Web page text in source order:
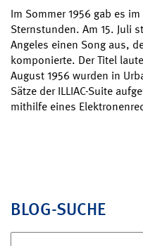
Im Sommer 1956 gab es
Sternstunden. Am 15. Juli
Angeles einen Song aus,
komponierte. Der Titel
August 1956 wurden in
Sätze der ILLIAC-Suite
mithilfe eines
BLOG-SUCHE